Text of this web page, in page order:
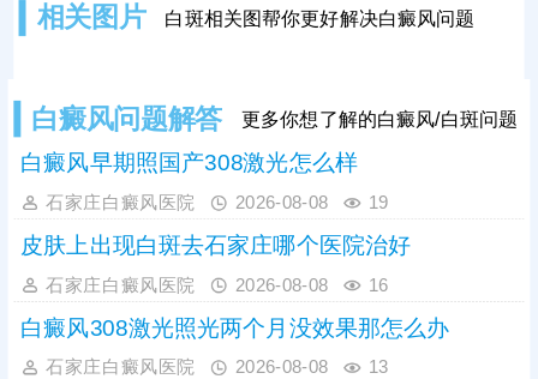
体质等情况，严格遵从医嘱，避免不
光照射联合治疗，可内外协同作用，
加速黑色素
相关图片 白斑相关图帮你更好解决白癜风问题
白癜风问题解答 更多你想了解的白癜风/白斑问题
白癜风早期照国产308激光怎么样
石家庄白癜风医院 2026-08-08 19
皮肤上出现白斑去石家庄哪个医院治好
石家庄白癜风医院 2026-08-08 16
白癜风308激光照光两个月没效果那怎么办
石家庄白癜风医院 2026-08-08 13